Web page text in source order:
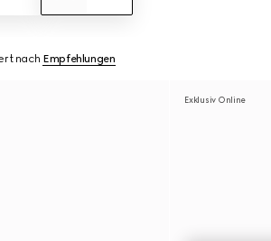
nach Empfehlungen
Exklusiv Online